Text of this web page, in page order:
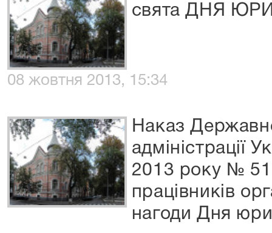
свята ДНЯ
08 жовтня 2013, 15:34
Наказ
адміністрації
2013 року №
працівників
нагоди Дня